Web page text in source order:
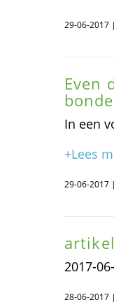
29-06-2017
Even
In een
+Lees
29-06-2017
2017-
28-06-2017